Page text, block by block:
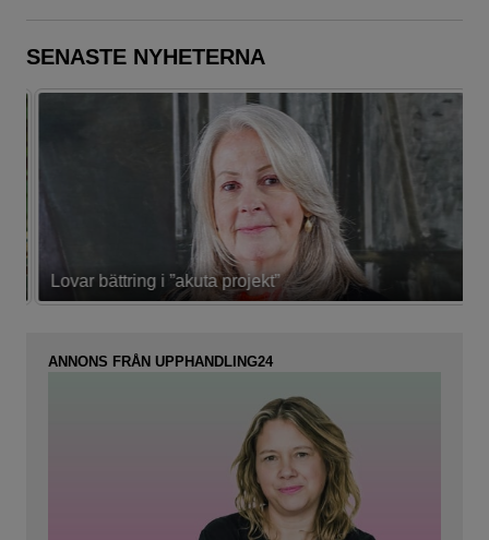
SENASTE NYHETERNA
Lovar bättring i ”akuta projekt”
ANNONS FRÅN UPPHANDLING24